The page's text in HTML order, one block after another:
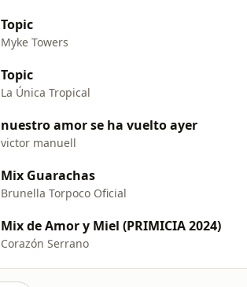
Topic
Myke Towers
Topic
La Única Tropical
nuestro amor se ha vuelto ayer
victor manuell
Mix Guarachas
Brunella Torpoco Oficial
Mix de Amor y Miel (PRIMICIA 2024)
Corazón Serrano